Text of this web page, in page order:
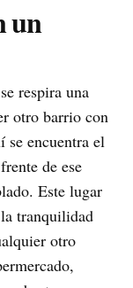
un
respira una
otro barrio con
encuentra el
de ese
Este lugar
tranquilidad
otro